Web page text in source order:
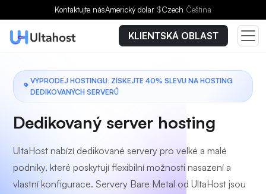
Kontaktujte násAmerický dolar $Czech Čeština
KLIENTSKÁ OBLAST
VÝPRODEJ HOSTINGU: ZÍSKEJTE 40% SLEVU NA HOSTING
DEDIKOVANÝCH SERVERŮ
Dedikovaný server hosting
UltaHost nabízí dedikované servery pro velké a malé
podniky, které poskytují flexibilní možnosti nasazení a
vlastní konfigurace. Servery Bare Metal od UltaHost jsou